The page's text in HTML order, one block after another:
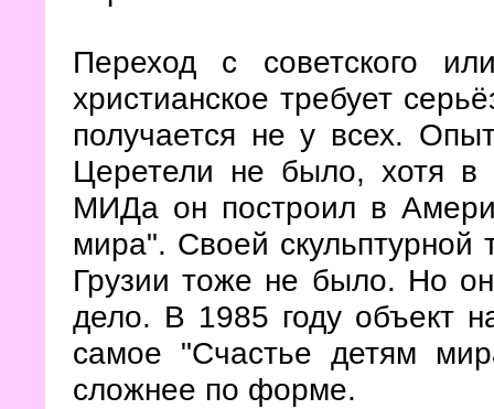
Переход с советского
христианское требует
получается не у всех.
Церетели не было, хотя в
МИДа он построил в
мира". Своей скульптурной
Грузии тоже не было. Но
дело. В 1985 году объект
самое "Счастье детям
сложнее по форме.